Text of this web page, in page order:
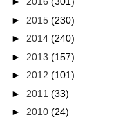
► 2015 (230)
► 2014 (240)
► 2013 (157)
► 2012 (101)
► 2011 (33)
► 2010 (24)